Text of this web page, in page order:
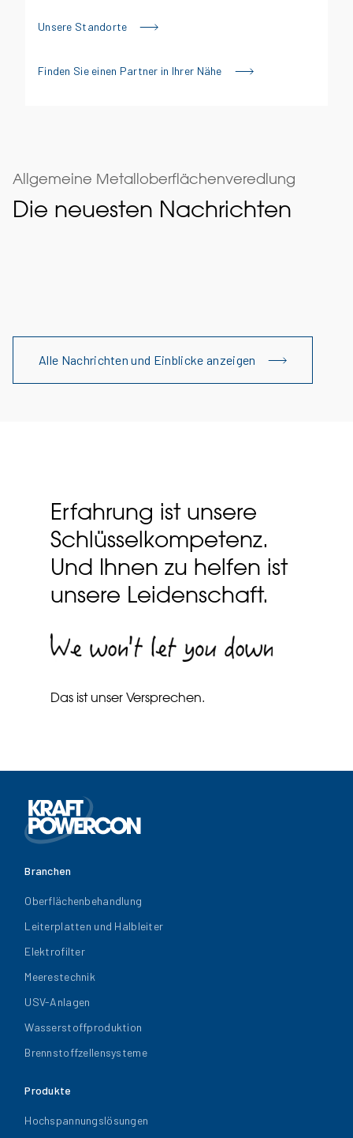
Unsere Standorte
Finden Sie einen Partner in Ihrer Nähe
Die neuesten Nachrichten
Allgemeine Metalloberflächenveredlung
Alle Nachrichten und Einblicke anzeigen
Erfahrung ist unsere
Schlüsselkompetenz.
Und Ihnen zu helfen ist
unsere Leidenschaft.
Das ist unser Versprechen.
Branchen
Oberflächenbehandlung
Leiterplatten und Halbleiter
Elektrofilter
Meerestechnik
USV-Anlagen
Wasserstoffproduktion
Brennstoffzellensysteme
Produkte
Hochspannungslösungen